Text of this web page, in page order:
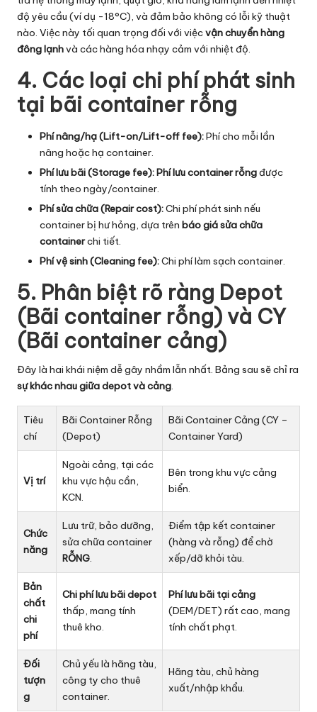
độ yêu cầu (ví dụ -18°C), và đảm bảo không có lỗi kỹ thuật
nào. Việc này tối quan trọng đối với việcvận chuyển hàng
đông lạnhvà các hàng hóa nhạy cảm với nhiệt độ.
4. Các loại chi phí phát sinh
tại bãi container rỗng
Phí nâng/hạ (Lift-on/Lift-off fee):Phí cho mỗi lần
nâng hoặc hạ container.
Phí lưu bãi (Storage fee):Phí lưu container rỗngđược
tính theo ngày/container.
Phí sửa chữa (Repair cost):Chi phí phát sinh nếu
container bị hư hỏng, dựa trên báo giá sửa chữa
containerchi tiết.
Phí vệ sinh (Cleaning fee):Chi phí làm sạch container.
5. Phân biệt rõ ràng Depot
(Bãi container rỗng) và CY
(Bãi container cảng)
Đây là hai khái niệm dễ gây nhầm lẫn nhất. Bảng sau sẽ chỉ ra
sự khác nhau giữa depot và cảng.
Tiêu
chí
Bãi Container Rỗng
(Depot)
Bãi Container Cảng (CY –
Container Yard)
Vị trí
Ngoài cảng, tại các
khu vực hậu cần,
KCN.
Bên trong khu vực cảng
biển.
Chức
năng
Lưu trữ, bảo dưỡng,
sửa chữa container
RỖNG.
Điểm tập kết container
(hàng và rỗng) để chờ
xếp/dỡ khỏi tàu.
Bản
chất
chi
phí
Chi phí lưu bãi depot
thấp, mang tính
thuê kho.
Phí lưu bãi tại cảng
(DEM/DET) rất cao, mang
tính chất phạt.
Đối
tượn
g
Chủ yếu là hãng tàu,
công ty cho thuê
container.
Hãng tàu, chủ hàng
xuất/nhập khẩu.